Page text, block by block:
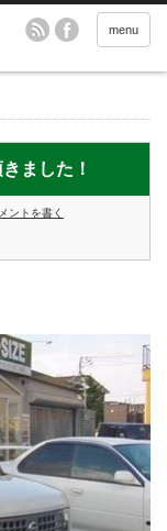
menu
ました！
ントを書く